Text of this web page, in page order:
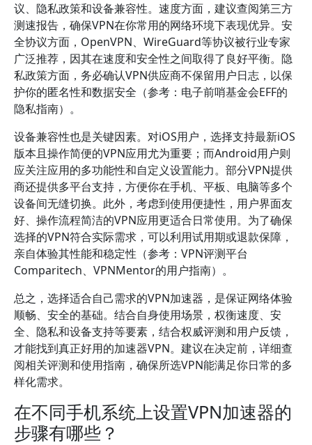
议、隐私政策和设备兼容性。速度方面，建议查阅第三方
测速报告，确保VPN在你常用的网络环境下表现优异。安
全协议方面，OpenVPN、WireGuard等协议被行业专家
广泛推荐，因其在速度和安全性之间取得了良好平衡。隐
私政策方面，务必确认VPN供应商不保留用户日志，以保
护你的匿名性和数据安全（参考：电子前哨基金会EFF的
隐私指南）。
设备兼容性也是关键因素。对iOS用户，选择支持最新iOS
版本且操作简便的VPN应用尤为重要；而Android用户则
应关注应用的多功能性和自定义设置能力。部分VPN提供
商还提供多平台支持，方便你在手机、平板、电脑等多个
设备间无缝切换。此外，考虑到使用便捷性，用户界面友
好、操作流程简洁的VPN应用更适合日常使用。为了确保
选择的VPN符合实际需求，可以利用试用期或退款保障，
亲自体验其性能和稳定性（参考：VPN评测平台
Comparitech、VPNMentor的用户指南）。
总之，选择适合自己需求的VPN加速器，是保证网络体验
顺畅、安全的基础。结合自身使用场景，权衡速度、安
全、隐私和设备支持等要素，结合权威评测和用户反馈，
才能找到真正好用的加速器VPN。建议在决定前，详细查
阅相关评测和使用指南，确保所选VPN能满足你日常的多
样化需求。
在不同手机系统上设置VPN加速器的
步骤有哪些？